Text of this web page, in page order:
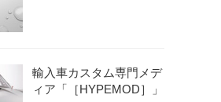
輸入車カスタム専門メデ
ィア「［HYPEMOD］」